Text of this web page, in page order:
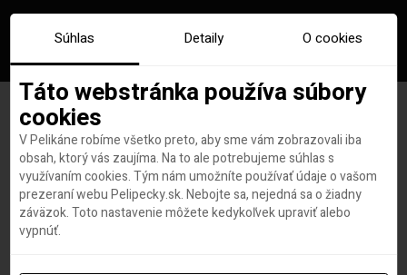
Značka:filmy o tokiu
Súhlas Detaily O cookies
Táto webstránka používa súbory
cookies
V Pelikáne robíme všetko preto, aby sme vám zobrazovali iba
obsah, ktorý vás zaujíma. Na to ale potrebujeme súhlas s
využívaním cookies. Tým nám umožníte používať údaje o vašom
prezeraní webu Pelipecky.sk. Nebojte sa, nejedná sa o žiadny
záväzok. Toto nastavenie môžete kedykoľvek upraviť alebo
vypnúť.